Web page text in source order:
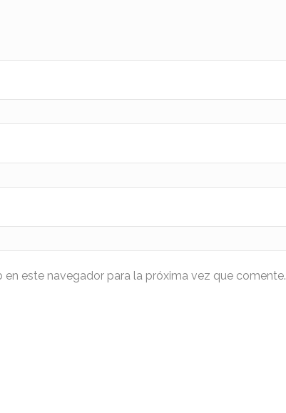
este navegador para la próxima vez que comente.